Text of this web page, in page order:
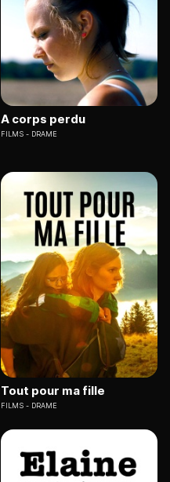
A corps perdu
FILMS DRAME
Tout pour ma fille
FILMS DRAME